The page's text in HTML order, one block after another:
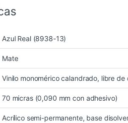
Azul Real (8938-13)
Mate
Vinilo monomérico calandrado, libre de
70 micras (0,090 mm con adhesivo)
Acrílico semi-permanente, base